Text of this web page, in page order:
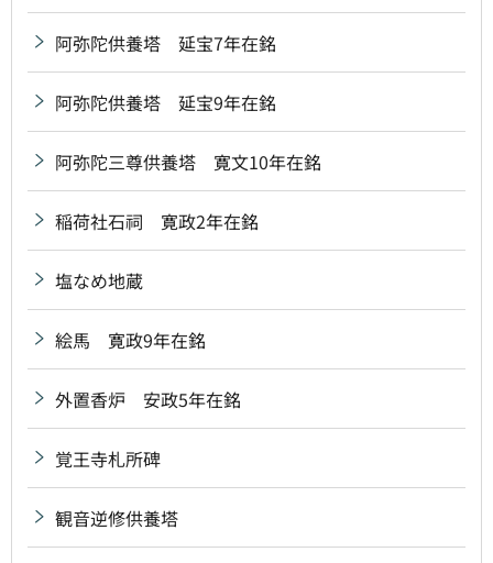
阿弥陀供養塔 延宝7年在銘
阿弥陀供養塔 延宝9年在銘
阿弥陀三尊供養塔 寛文10年在銘
稲荷社石祠 寛政2年在銘
塩なめ地蔵
絵馬 寛政9年在銘
外置香炉 安政5年在銘
覚王寺札所碑
観音逆修供養塔